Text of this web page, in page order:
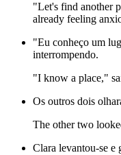
"Let's find another
already feeling
"Eu conheço um
interrompendo.
"I know a place,"
Os outros dois
The other two
Clara levantou-se e